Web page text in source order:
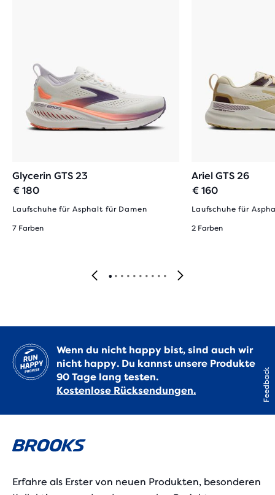
Glycerin GTS 23
€ 180
Laufschuhe für Asphalt für Damen
7 Farben
Ariel GTS 26
€ 160
Laufschuhe für
2 Farben
Wenn du nicht happy bist, sind auch wir
nicht happy. Du kannst unsere Produkte
90 Tage lang testen.
Kostenlose Rücksendungen.
Erfahre als Erster von neuen Produkten, besonderen
Feedback